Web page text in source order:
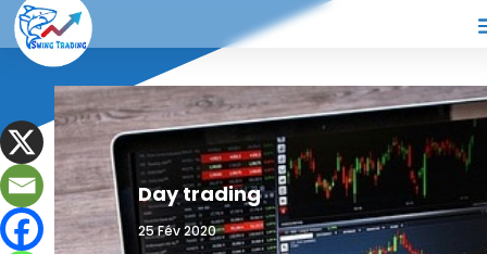
Day trading
25 Fév 2020